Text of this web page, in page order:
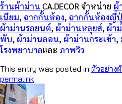
ร้านผ้าม่าน CA.DECOR จำหน่าย ผ้
เนียม, ฉากกั้นห้อง, ฉากกั้นห้องญี่
ผ้าม่านรถยนต์, ผ้าม่านหลุยส์, ผ้า
พับ, ผ้าม่านลอน, ผ้าม่านกระเช้า,
โรงพยาบาลและ ภาพวิว
This entry was posted in ตัวอย่าง
permalink.